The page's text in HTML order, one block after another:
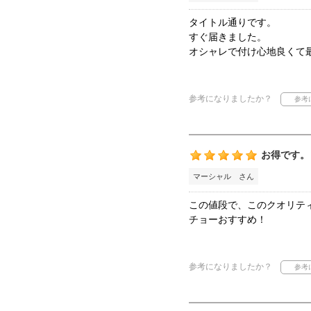
タイトル通りです。
すぐ届きました。
オシャレで付け心地良くて
参考になりましたか？
お得です。
マーシャル さん
この値段で、このクオリテ
チョーおすすめ！
参考になりましたか？